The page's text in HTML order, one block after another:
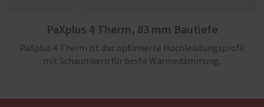
PaXplus 4 Therm, 83 mm Bautiefe
PaXplus 4 Therm ist das optimierte Hochleistungsprofil
mit Schaumkern für beste Wärmedämmung.